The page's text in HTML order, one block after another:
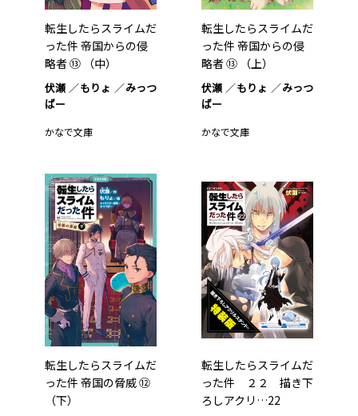
転生したらスライムだ
った件 帝国からの侵
略者 ⑬ （中）
伏瀬 もりょ
みっつ
ばー
かなで文庫
転生したらスライムだ
った件 帝国からの侵
略者 ⑬ （上）
伏瀬 もりょ
みっつ
ばー
かなで文庫
転生したらスライムだ
った件 帝国の脅威 ⑫
（下）
転生したらスライムだ
った件 ２２ 描き下
ろしアクリ…22